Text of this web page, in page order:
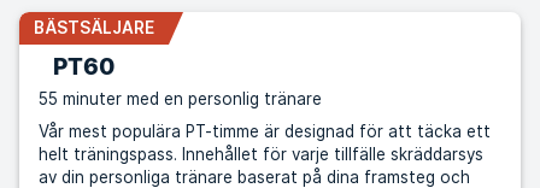
PT60
BÄSTSÄLJARE
55 minuter med en personlig tränare
Vår mest populära PT-timme är designad för att täcka ett
helt träningspass. Innehållet för varje tillfälle skräddarsys
av din personliga tränare baserat på dina framsteg och